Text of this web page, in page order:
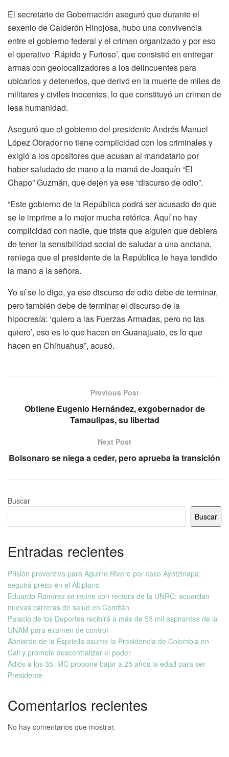
El secretario de Gobernación aseguró que durante el
sexenio de Calderón Hinojosa, hubo una convivencia
entre el gobierno federal y el crimen organizado y por eso
el operativo ‘Rápido y Furioso’, que consistió en entregar
armas con geolocalizadores a los delincuentes para
ubicarlos y detenerlos, que derivó en la muerte de miles de
militares y civiles inocentes, lo que constituyó un crimen de
lesa humanidad.
Aseguró que el gobierno del presidente Andrés Manuel
López Obrador no tiene complicidad con los criminales y
exigió a los opositores que acusan al mandatario por
haber saludado de mano a la mamá de Joaquín “El
Chapo” Guzmán, que dejen ya ese “discurso de odio”.
“Este gobierno de la República podrá ser acusado de que
se le imprime a lo mejor mucha retórica. Aquí no hay
complicidad con nadie, que triste que alguien que debiera
de tener la sensibilidad social de saludar a una anciana,
reniega que el presidente de la República le haya tendido
la mano a la señora.
Yo sí se lo digo, ya ese discurso de odio debe de terminar,
pero también debe de terminar el discurso de la
hipocresía: ‘quiero a las Fuerzas Armadas, pero no las
quiero’, eso es lo que hacen en Guanajuato, es lo que
hacen en Chihuahua”, acusó.
Previous Post
Obtiene Eugenio Hernández, exgobernador de
Tamaulipas, su libertad
Next Post
Bolsonaro se niega a ceder, pero aprueba la transición
Buscar
Buscar
Entradas recientes
Prisión preventiva para Aguirre Rivero por caso Ayotzinapa;
seguirá preso en el Altiplano
Eduardo Ramírez se reúne con rectora de la UNRC; acuerdan
nuevas carreras de salud en Comitán
Palacio de los Deportes recibirá a más de 53 mil aspirantes de la
UNAM para examen de control
Abelardo de la Espriella asume la Presidencia de Colombia en
Cali y promete descentralizar el poder
Adiós a los 35: MC propone bajar a 25 años la edad para ser
Presidente
Comentarios recientes
No hay comentarios que mostrar.